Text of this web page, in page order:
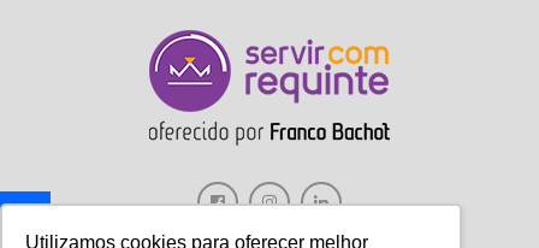
Utilizamos cookies para oferecer melhor